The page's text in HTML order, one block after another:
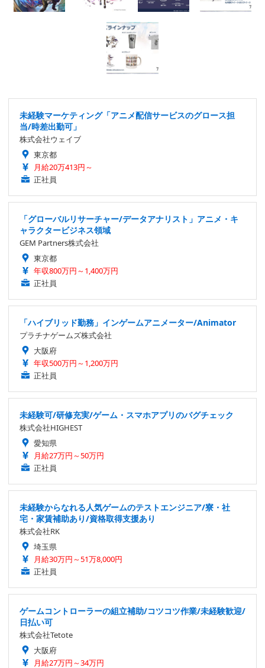
未経験マーケティング「アニメ配信サービスのグロース担
当/時差出勤可」
株式会社ウェイブ
東京都
月給20万413円～
正社員
「グローバルリサーチャー/データアナリスト」アニメ・キ
ャラクタービジネス領域
GEM Partners株式会社
東京都
年収800万円～1,400万円
正社員
「ハイブリッド勤務」インゲームアニメーター/Animator
プラチナゲームズ株式会社
大阪府
年収500万円～1,200万円
正社員
未経験可/研修充実/ゲーム・スマホアプリのバグチェック
株式会社HIGHEST
愛知県
月給27万円～50万円
正社員
未経験からなれる人気ゲームのテストエンジニア/寮・社
宅・家賃補助あり/資格取得支援あり
株式会社RK
埼玉県
月給30万円～51万8,000円
正社員
ゲームコントローラーの組立補助/コツコツ作業/未経験歓迎/
日払い可
株式会社Tetote
大阪府
月給27万円～34万円